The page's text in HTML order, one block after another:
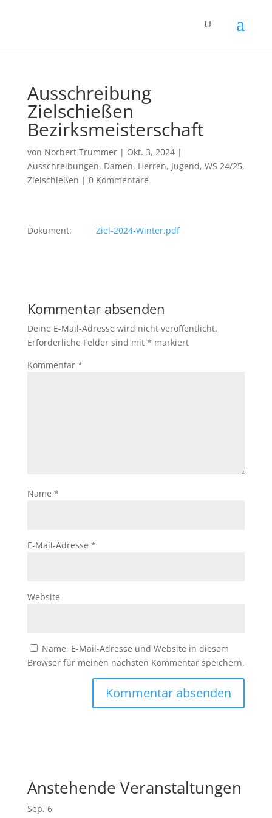
Ausschreibung
Zielschießen
Bezirksmeisterschaft
von Norbert Trummer| Okt. 3, 2024|
Ausschreibungen, Damen, Herren, Jugend, WS 24/25,
Zielschießen | 0 Kommentare
Dokument: Ziel-2024-Winter.pdf
Kommentar absenden
Deine E-Mail-Adresse wird nicht veröffentlicht.
Erforderliche Felder sind mit * markiert
Kommentar *
Name *
E-Mail-Adresse *
Website
Name, E-Mail-Adresse und Website in diesem
Browser für meinen nächsten Kommentar speichern.
Anstehende Veranstaltungen
Sep. 6